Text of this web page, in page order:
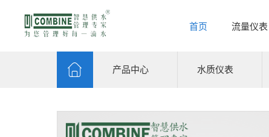
首页 流量仪表
产品中心 水质仪表